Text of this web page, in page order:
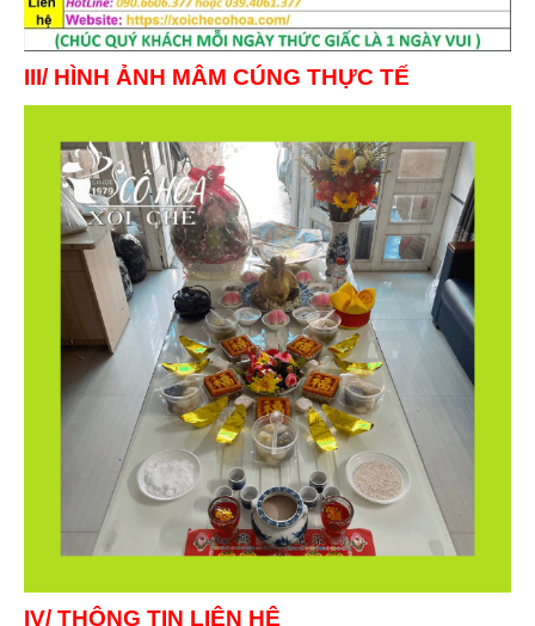
III/ HÌNH ẢNH MÂM CÚNG THỰC TẾ
IV/ THÔNG TIN LIÊN HỆ